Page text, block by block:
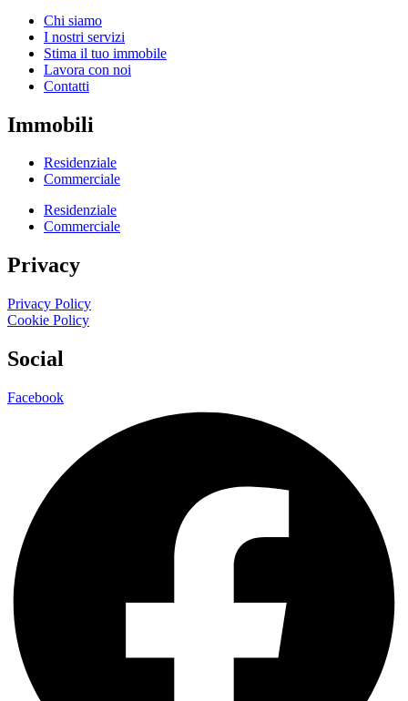
Chi siamo
I nostri servizi
Stima il tuo immobile
Lavora con noi
Contatti
Immobili
Residenziale
Commerciale
Residenziale
Commerciale
Privacy
Privacy Policy
Cookie Policy
Social
Facebook